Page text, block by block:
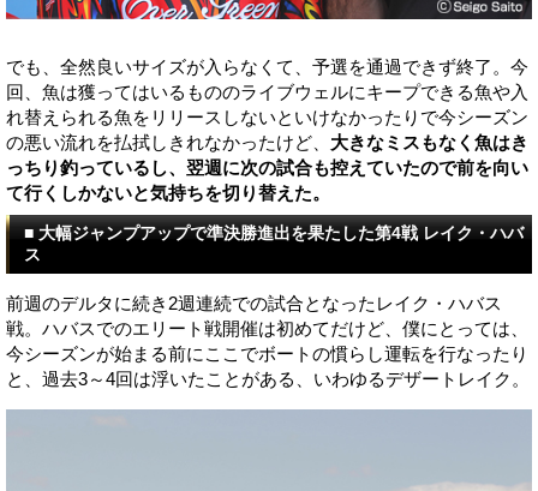
でも、全然良いサイズが入らなくて、予選を通過できず終了。今
回、魚は獲ってはいるもののライブウェルにキープできる魚や入
れ替えられる魚をリリースしないといけなかったりで今シーズン
の悪い流れを払拭しきれなかったけど、 大きなミスもなく魚はき
っちり釣っているし、翌週に次の試合も控えていたので前を向い
て行くしかないと気持ちを切り替えた。
■ 大幅ジャンプアップで準決勝進出を果たした第4戦 レイク・ハバ
ス
前週のデルタに続き2週連続での試合となったレイク・ハバス
戦。ハバスでのエリート戦開催は初めてだけど、僕にとっては、
今シーズンが始まる前にここでボートの慣らし運転を行なったり
と、過去3～4回は浮いたことがある、いわゆるデザートレイク。